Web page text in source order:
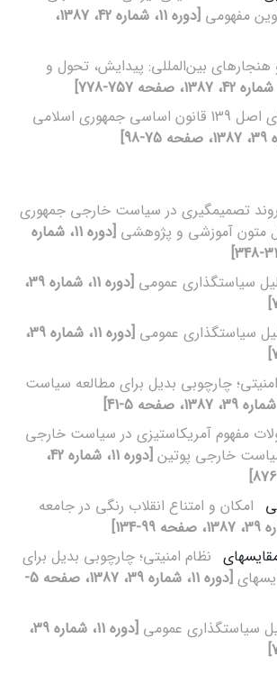
مفهومی
[دوره 11، شماره 42، 1387،
هنجارهای بین‌المللی: پیدایش، تحول و
ظرفیت‏های اصل 139 قانون اساسی جمهوری اسلامی
تصمیم‏گیری در سیاست خارجی جمهوری
متون آموزشی و پژوهشی
[دوره 11، شماره
سیاست‏گذاری عمومی
[دوره 11، شماره 39،
سیاست‏گذاری عمومی
[دوره 11، شماره 39،
چارچوبی بدیل برای مطالعه سیاست
مفهوم آمریکاستیزی در سیاست خارجی
خارجی پوتین
[دوره 11، شماره 42،
امکان و امتناع انقلاب رنگی در جامعه
نظام امنیتی؛ چارچوبی بدیل برای
[دوره 11، شماره 39، 1387، صفحه 5-
سیاست‏گذاری عمومی
[دوره 11، شماره 39،